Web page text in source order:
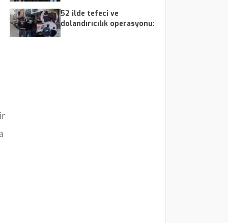
52 ilde tefeci ve
dolandırıcılık operasyonu: